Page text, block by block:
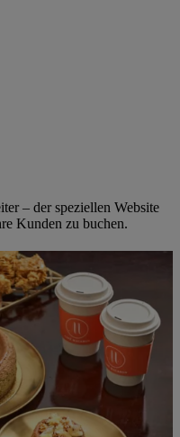
– der speziellen Website
Kunden zu buchen.